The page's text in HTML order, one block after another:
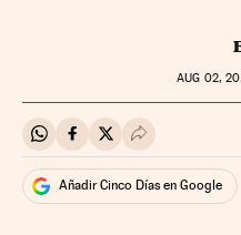
AUG 02,
Compartir en Whatsapp
Compartir en Facebook
Compartir en
Desplegar
Añadir Cinco Días en Google